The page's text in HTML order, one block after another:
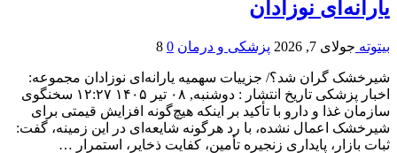
یارانه‌ای نوزادان
بیتوته جولای 7, 2026 پزشکی و درمان 0
8
شیرخشک گران شد؟/ جزییات سهمیه یارانه‌ای نوزادان مجموعه:
اخبار پزشکی تاریخ انتشار : دوشنبه, ۰۸ تیر ۱۴۰۵ ۱۲:۲۷ سخنگوی
سازمان غذا و دارو با تأکید بر اینکه هیچ‌گونه افزایش قیمتی برای
شیرخشک اعمال نشده، با رد هرگونه شایعه‌ای در این زمینه، گفت:
ثبات بازار، پایداری زنجیره تأمین، کفایت ذخایر، استمرار …